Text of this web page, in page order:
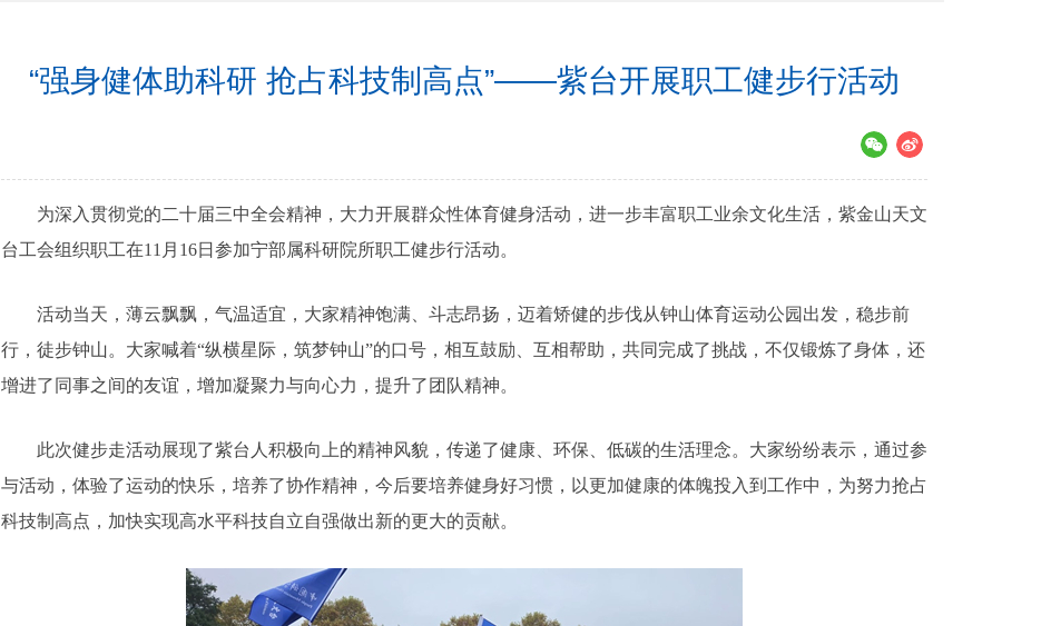
“强身健体助科研 抢占科技制高点”——紫台开展职工健步行活动
为深入贯彻党的二十届三中全会精神，大力开展群众性体育健身活动，进一步丰富职工业余文化生活，紫金山天文
台工会组织职工在11月16日参加宁部属科研院所职工健步行活动。
活动当天，薄云飘飘，气温适宜，大家精神饱满、斗志昂扬，迈着矫健的步伐从钟山体育运动公园出发，稳步前
行，徒步钟山。大家喊着“纵横星际，筑梦钟山”的口号，相互鼓励、互相帮助，共同完成了挑战，不仅锻炼了身体，还
增进了同事之间的友谊，增加凝聚力与向心力，提升了团队精神。
此次健步走活动展现了紫台人积极向上的精神风貌，传递了健康、环保、低碳的生活理念。大家纷纷表示，通过参
与活动，体验了运动的快乐，培养了协作精神，今后要培养健身好习惯，以更加健康的体魄投入到工作中，为努力抢占
科技制高点，加快实现高水平科技自立自强做出新的更大的贡献。